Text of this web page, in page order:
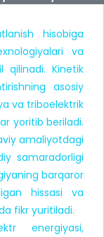
hisobiga
va
qilinadi. Kinetik
asosiy
va triboelektrik
yoritib beriladi.
amaliyotdagi
samaradorligi
barqaror
hissasi va
fikr yuritiladi.
energiyasi,